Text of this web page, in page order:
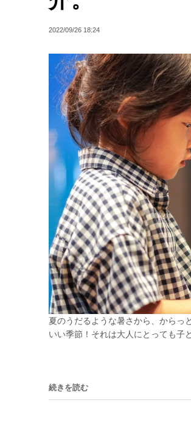
2022/09/26 18:24
夏のうだるような暑さから、からっ
いい季節！それは大人にとっても子
続きを読む